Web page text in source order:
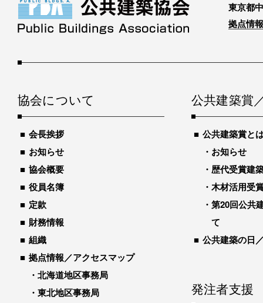
東京都
拠点情
協会について
会長挨拶
お知らせ
協会概要
役員名簿
定款
財務情報
組織
拠点情報／アクセスマップ
北海道地区事務局
東北地区事務局
公共建築賞
公共建築賞と
お知らせ
歴代受賞建
木材活用受
第20回公共
て
公共建築の日
発注者支援